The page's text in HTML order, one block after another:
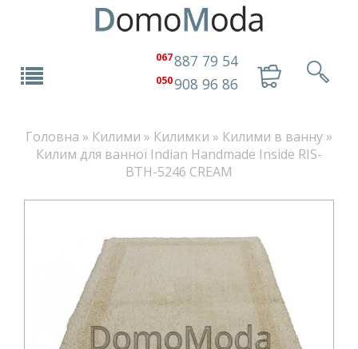
067887 79 54
050908 96 86
Головна » Килими » Килимки » Килими в ванну »
Килим для ванної Indian Handmade Inside RIS-
BTH-5246 CREAM